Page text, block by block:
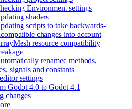
Environment settings
shaders
scripts to take backwards-
changes into account
resource compatibility
renamed methods,
signals and constants
settings
Godot 4.0 to Godot 4.1
changes